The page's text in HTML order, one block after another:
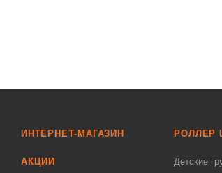
ИНТЕРНЕТ-МАГАЗИН
АКЦИИ
РОЛЛЕР
Детские